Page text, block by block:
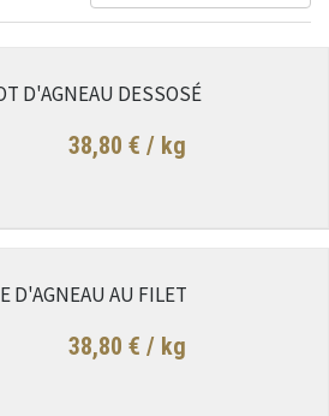
D'AGNEAU DESSOSÉ
38,80 € / kg
D'AGNEAU AU FILET
38,80 € / kg